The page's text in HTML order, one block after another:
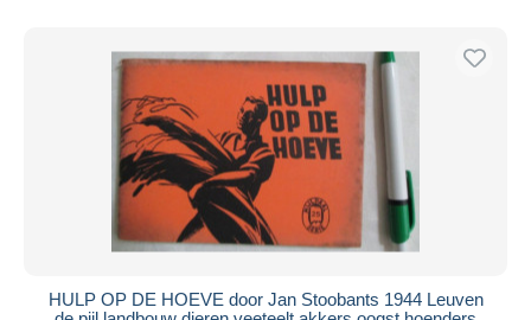
HULP OP DE HOEVE door Jan Stoobants 1944 Leuven